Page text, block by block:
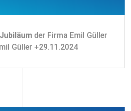
der Firma Emil Güller
Güller +29.11.2024